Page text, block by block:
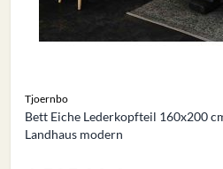
Tjoernbo
Bett Eiche Lederkopfteil 160x200
Landhaus modern